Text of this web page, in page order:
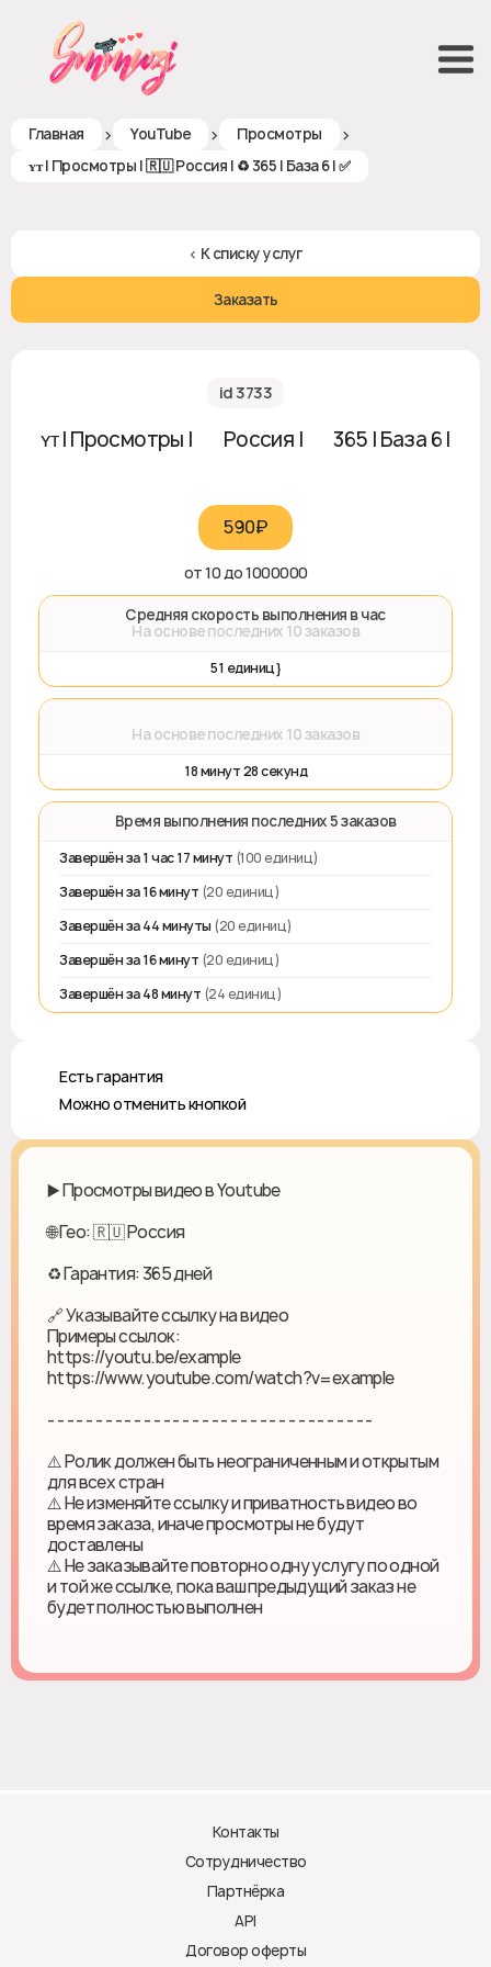
Главная > YouTube > Просмотры >
ʏᴛ | Просмотры | 🇷🇺 Россия | ♻ 365 | База 6 | ✅
< К списку услуг
Заказать
id 3733
ʏᴛ | Просмотры | 🇷🇺 Россия | ♻ 365 | База 6 |
590₽‎
от 10 до 1000000
🚀 Средняя скорость выполнения в час
На основе последних 10 заказов
51 единиц}
На основе последних 10 заказов
18 минут 28 секунд
⏱️ Время выполнения последних 5 заказов
Завершён за 1 час 17 минут (100 единиц)
Завершён за 16 минут (20 единиц)
Завершён за 44 минуты (20 единиц)
Завершён за 16 минут (20 единиц)
Завершён за 48 минут (24 единиц)
♻️ Есть гарантия
❎ Можно отменить кнопкой
▶️ Просмотры видео в Youtube
🌐 Гео: 🇷🇺 Россия
♻ Гарантия: 365 дней
🔗 Указывайте ссылку на видео
Примеры ссылок:
https://youtu.be/example
https://www.youtube.com/watch?v=example
- - - - - - - - - - - - - - - - - - - - - - - - - - - - - - - - - -
⚠️ Ролик должен быть неограниченным и открытым
для всех стран
⚠️ Не изменяйте ссылку и приватность видео во
время заказа, иначе просмотры не будут
доставлены
⚠️ Не заказывайте повторно одну услугу по одной
и той же ссылке, пока ваш предыдущий заказ не
будет полностью выполнен
Контакты
Сотрудничество
Партнёрка
API
Договор оферты